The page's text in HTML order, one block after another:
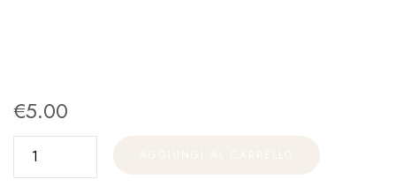
€5.00